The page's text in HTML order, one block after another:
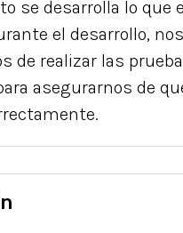
se desarrolla lo que
el desarrollo, nos
de realizar las
asegurarnos de